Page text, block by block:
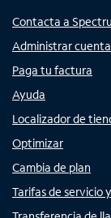
Contacta a
Administrar cuenta
Paga tu factura
Ayuda
Localizador de
Optimizar
Cambia de plan
Tarifas de servicio